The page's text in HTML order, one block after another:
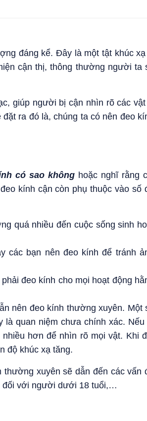
đáng kể. Đây là một tật khúc
cận thị, thông thường người ta
giúp người bị cận nhìn rõ các
ra đó là, chúng ta có nên đeo
có sao không hoặc nghĩ rằng
kính cận còn phụ thuộc vào số
quá nhiều đến cuộc sống sinh
các bạn nên đeo kính để tránh
đeo kính cho mọi hoạt động
nên đeo kính thường xuyên. Một
là quan niệm chưa chính xác. Nếu
hơn để nhìn rõ mọi vật. Khi
độ khúc xạ tăng.
xuyên sẽ dẫn đến các vấn
đối với người dưới 18 tuổi,…